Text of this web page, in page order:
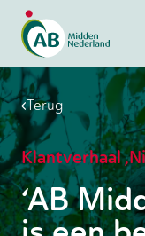
Terug
Klantverhaal,
‘AB